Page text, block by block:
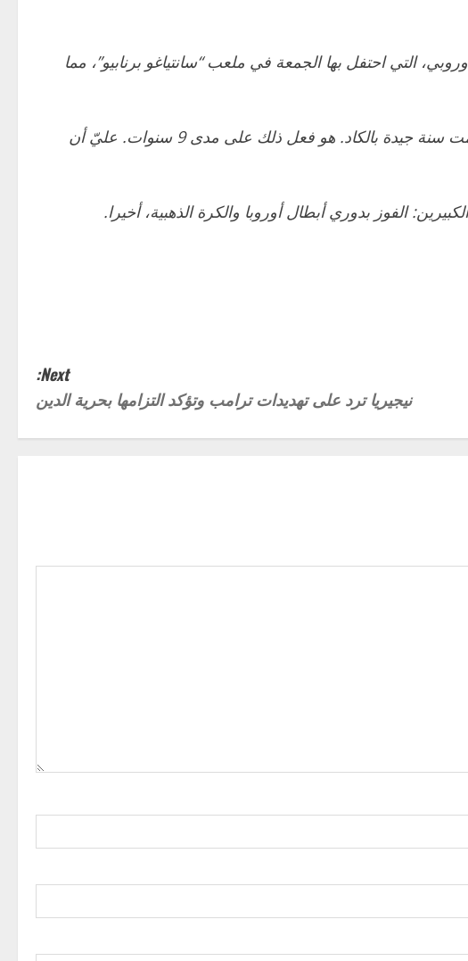
التي احتفل بها الجمعة في ملعب “سانتياغو برنابيو”، مما
قال ابن الـ26 عاما في مقابلة مع صحيفة “ماركا”: “كريستيانو هو المرجع هنا في مدريد، هو الرقم واحد. أنا قدمت سنة جيدة بالكاد. هو فعل ذلك على مدى 9 سنوات. عليّ أن
الفوز بدوري أبطال أوروبا والكرة الذهبية، أخيرا.
Next:
نيجيريا ترد على تهديدات ترامب وتؤكد التزامها بحرية الدين